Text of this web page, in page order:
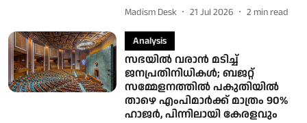
Madism Desk 21 Jul 2026 2 min read
Analysis
സഭയില്‍ വരാന്‍ മടിച്ച്
ജനപ്രതിനിധികള്‍; ബജറ്റ്
സമ്മേളനത്തില്‍ പകുതിയില്‍
താഴെ എംപിമാര്‍ക്ക് മാത്രം 90%
ഹാജര്‍, പിന്നിലായി കേരളവും